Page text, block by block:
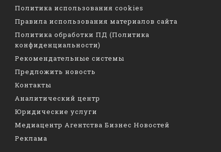
Политика использования cookies
Правила использования материалов сайта
Политика обработки ПД (Политика
конфиденциальности)
Рекомендательные системы
Предложить новость
Контакты
Аналитический центр
Юридические услуги
Медиацентр Агентства Бизнес Новостей
Реклама